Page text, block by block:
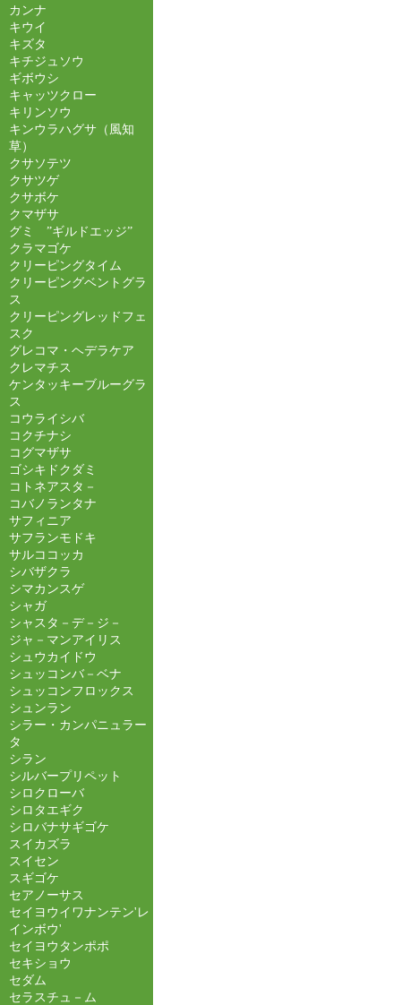
カンナ
キウイ
キズタ
キチジュソウ
ギボウシ
キャッツクロー
キリンソウ
キンウラハグサ（風知
草）
クサソテツ
クサツゲ
クサボケ
クマザサ
グミ ”ギルドエッジ”
クラマゴケ
クリーピングタイム
クリーピングベントグラ
ス
クリーピングレッドフェ
スク
グレコマ・ヘデラケア
クレマチス
ケンタッキーブルーグラ
ス
コウライシバ
コクチナシ
コグマザサ
ゴシキドクダミ
コトネアスタ－
コバノランタナ
サフィニア
サフランモドキ
サルココッカ
シバザクラ
シマカンスゲ
シャガ
シャスタ－デ－ジ－
ジャ－マンアイリス
シュウカイドウ
シュッコンバ－ベナ
シュッコンフロックス
シュンラン
シラー・カンパニュラー
タ
シラン
シルバープリペット
シロクローバ
シロタエギク
シロバナサギゴケ
スイカズラ
スイセン
スギゴケ
セアノーサス
セイヨウイワナンテン'レ
インボウ'
セイヨウタンポポ
セキショウ
セダム
セラスチュ－ム